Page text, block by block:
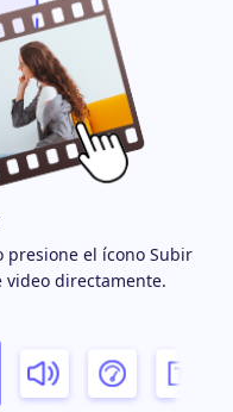
el ícono Subir
directamente.